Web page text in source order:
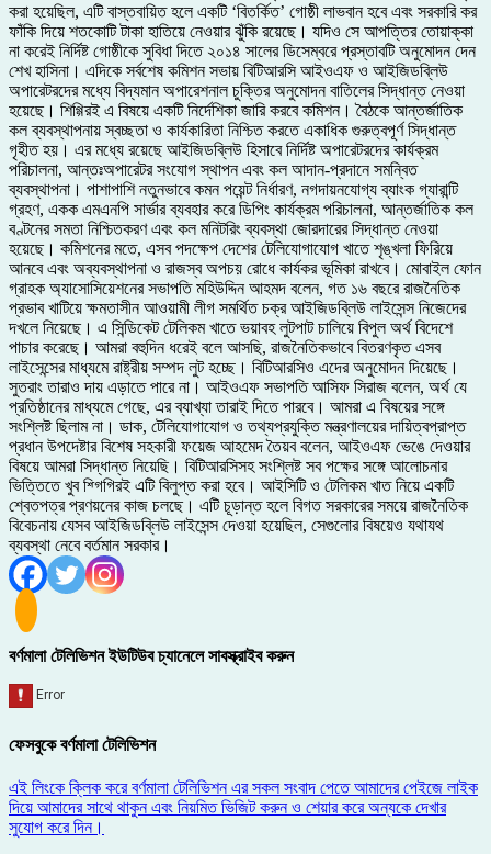
করা হয়েছিল, এটি বাস্তবায়িত হলে একটি ‘বিতর্কিত’ গোষ্ঠী লাভবান হবে এবং সরকারি কর
ফাঁকি দিয়ে শতকোটি টাকা হাতিয়ে নেওয়ার ঝুঁকি রয়েছে। যদিও সে আপত্তির তোয়াক্কা
না করেই নির্দিষ্ট গোষ্ঠীকে সুবিধা দিতে ২০১৪ সালের ডিসেম্বরে প্রস্তাবটি অনুমোদন দেন
শেখ হাসিনা। এদিকে সর্বশেষ কমিশন সভায় বিটিআরসি আইওএফ ও আইজিডব্লিউ
অপারেটরদের মধ্যে বিদ্যমান অপারেশনাল চুক্তির অনুমোদন বাতিলের সিদ্ধান্ত নেওয়া
হয়েছে। শিগ্গিরই এ বিষয়ে একটি নির্দেশিকা জারি করবে কমিশন। বৈঠকে আন্তর্জাতিক
কল ব্যবস্থাপনায় স্বচ্ছতা ও কার্যকারিতা নিশ্চিত করতে একাধিক গুরুত্বপূর্ণ সিদ্ধান্ত
গৃহীত হয়। এর মধ্যে রয়েছে আইজিডব্লিউ হিসাবে নির্দিষ্ট অপারেটরদের কার্যক্রম
পরিচালনা, আন্তঃঅপারেটর সংযোগ স্থাপন এবং কল আদান-প্রদানে সমন্বিত
ব্যবস্থাপনা। পাশাপাশি নতুনভাবে কমন পয়েন্ট নির্ধারণ, নগদায়নযোগ্য ব্যাংক গ্যারান্টি
গ্রহণ, একক এমএনপি সার্ভার ব্যবহার করে ডিপিং কার্যক্রম পরিচালনা, আন্তর্জাতিক কল
বণ্টনের সমতা নিশ্চিতকরণ এবং কল মনিটরিং ব্যবস্থা জোরদারের সিদ্ধান্ত নেওয়া
হয়েছে। কমিশনের মতে, এসব পদক্ষেপ দেশের টেলিযোগাযোগ খাতে শৃঙ্খলা ফিরিয়ে
আনবে এবং অব্যবস্থাপনা ও রাজস্ব অপচয় রোধে কার্যকর ভূমিকা রাখবে। মোবাইল ফোন
গ্রাহক অ্যাসোসিয়েশনের সভাপতি মহিউদ্দিন আহমদ বলেন, গত ১৬ বছরে রাজনৈতিক
প্রভাব খাটিয়ে ক্ষমতাসীন আওয়ামী লীগ সমর্থিত চক্র আইজিডব্লিউ লাইসেন্স নিজেদের
দখলে নিয়েছে। এ সিন্ডিকেট টেলিকম খাতে ভয়াবহ লুটপাট চালিয়ে বিপুল অর্থ বিদেশে
পাচার করেছে। আমরা বহুদিন ধরেই বলে আসছি, রাজনৈতিকভাবে বিতরণকৃত এসব
লাইসেন্সের মাধ্যমে রাষ্ট্রীয় সম্পদ লুট হচ্ছে। বিটিআরসিও এদের অনুমোদন দিয়েছে।
সুতরাং তারাও দায় এড়াতে পারে না। আইওএফ সভাপতি আসিফ সিরাজ বলেন, অর্থ যে
প্রতিষ্ঠানের মাধ্যমে গেছে, এর ব্যাখ্যা তারাই দিতে পারবে। আমরা এ বিষয়ের সঙ্গে
সংশ্লিষ্ট ছিলাম না। ডাক, টেলিযোগাযোগ ও তথ্যপ্রযুক্তি মন্ত্রণালয়ের দায়িত্বপ্রাপ্ত
প্রধান উপদেষ্টার বিশেষ সহকারী ফয়েজ আহমেদ তৈয়ব বলেন, আইওএফ ভেঙে দেওয়ার
বিষয়ে আমরা সিদ্ধান্ত নিয়েছি। বিটিআরসিসহ সংশ্লিষ্ট সব পক্ষের সঙ্গে আলোচনার
ভিত্তিতে খুব শ্গিগিরই এটি বিলুপ্ত করা হবে। আইসিটি ও টেলিকম খাত নিয়ে একটি
শ্বেতপত্র প্রণয়নের কাজ চলছে। এটি চূড়ান্ত হলে বিগত সরকারের সময়ে রাজনৈতিক
বিবেচনায় যেসব আইজিডব্লিউ লাইসেন্স দেওয়া হয়েছিল, সেগুলোর বিষয়েও যথাযথ
ব্যবস্থা নেবে বর্তমান সরকার।
বর্ণমালা টেলিভিশন ইউটিউব চ্যানেলে সাবস্ক্রাইব করুন
ফেসবুকে বর্ণমালা টেলিভিশন
এই লিংকে ক্লিক করে বর্ণমালা টেলিভিশন এর সকল সংবাদ পেতে আমাদের পেইজে লাইক
দিয়ে আমাদের সাথে থাকুন এবং নিয়মিত ভিজিট করুন ও শেয়ার করে অন্যকে দেখার
সুযোগ করে দিন।